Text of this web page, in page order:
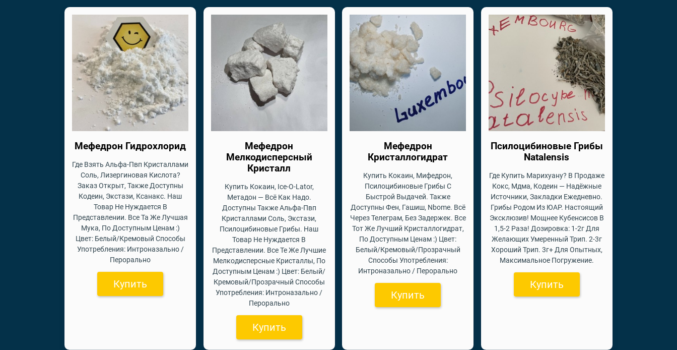
Мефедрон Гидрохлорид
Где Взять Альфа-Пвп Кристаллами
Соль, Лизергиновая Кислота?
Заказ Открыт, Также Доступны
Кодеин, Экстази, Ксанакс. Наш
Товар Не Нуждается В
Представлении. Все Та Же Лучшая
Мука, По Доступным Ценам :)
Цвет: Белый/Кремовый Способы
Употребления: Интроназально /
Перорально
Купить
Мефедрон
Мелкодисперсный
Кристалл
Купить Кокаин, Ice-O-Lator,
Метадон — Всё Как Надо.
Доступны Также Альфа-Пвп
Кристаллами Соль, Экстази,
Псилоцибиновые Грибы. Наш
Товар Не Нуждается В
Представлении. Все Те Же Лучшие
Мелкодисперсные Кристаллы, По
Доступным Ценам :) Цвет: Белый/
Кремовый/Прозрачный Способы
Употребления: Интроназально /
Перорально
Купить
Мефедрон
Кристаллогидрат
Купить Кокаин, Мифедрон,
Псилоцибиновые Грибы С
Быстрой Выдачей. Также
Доступны Фен, Гашиш, Nbome. Всё
Через Телеграм, Без Задержек. Все
Тот Же Лучший Кристаллогидрат,
По Доступным Ценам :) Цвет:
Белый/Кремовый/Прозрачный
Способы Употребления:
Интроназально / Перорально
Купить
Псилоцибиновые Грибы
Natalensis
Где Купить Марихуану? В Продаже
Кокс, Мдма, Кодеин — Надёжные
Источники, Закладки Ежедневно.
Грибы Родом Из ЮАР. Настоящий
Эксклюзив! Мощнее Кубенсисов В
1,5-2 Раза! Дозировка: 1-2г Для
Желающих Умеренный Трип. 2-3г
Хороший Трип. 3г+ Для Опытных,
Максимальное Погружение.
Купить